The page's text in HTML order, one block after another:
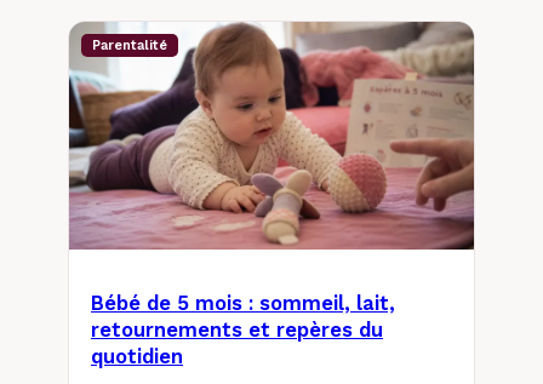
Parentalité
Bébé de 5 mois : sommeil, lait,
retournements et repères du
quotidien